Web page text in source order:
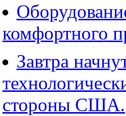
комфортного
Завтра
стороны США.